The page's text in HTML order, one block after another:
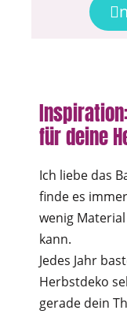
für deine
Ich liebe das
finde es
wenig
kann.
Jedes Jahr
Herbstdeko
gerade dein